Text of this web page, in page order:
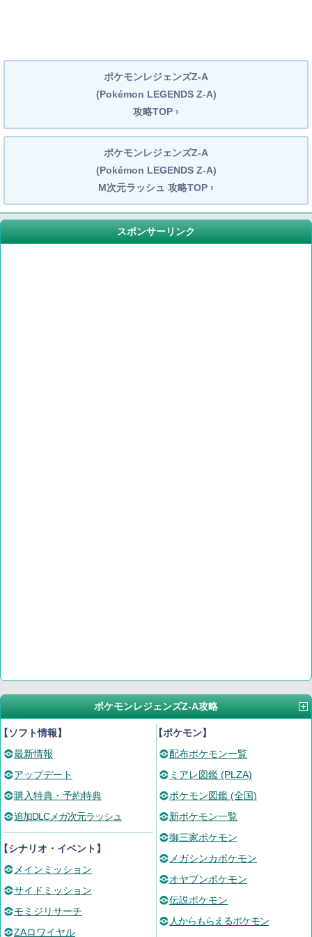
ポケモンレジェンズZ-A
(Pokémon LEGENDS Z-A)
攻略TOP ›
ポケモンレジェンズZ-A
(Pokémon LEGENDS Z-A)
M次元ラッシュ 攻略TOP ›
スポンサーリンク
ポケモンレジェンズZ-A攻略
ソフト情報】
最新情報
アップデート
購入特典・予約特典
追加DLCメガ次元ラッシュ
シナリオ・イベント】
メインミッション
サイドミッション
モミジリサーチ
ZAロワイヤル
【ポケモン】
配布ポケモン一覧
ミアレ図鑑 (PLZA)
ポケモン図鑑 (全国)
新ポケモン一覧
御三家ポケモン
メガシンカポケモン
オヤブンポケモン
伝説ポケモン
人からもらえるポケモン